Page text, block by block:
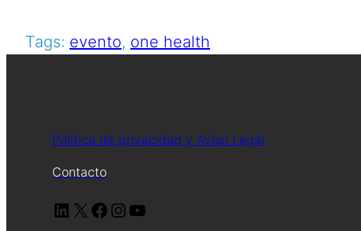
Tags: evento, one health
Política de privacidad y Aviso Legal
Contacto